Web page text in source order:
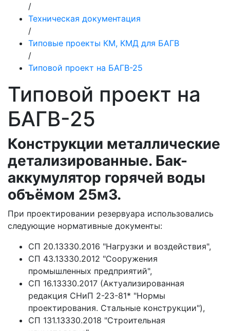
/
Техническая документация
/
Типовые проекты КМ, КМД для БАГВ
/
Типовой проект на БАГВ-25
Типовой проект на
БАГВ-25
Конструкции металлические
детализированные. Бак-
аккумулятор горячей воды
объёмом 25м3.
При проектировании резервуара использовались
следующие нормативные документы:
СП 20.13330.2016 "Нагрузки и воздействия",
СП 43.13330.2012 "Сооружения
промышленных предприятий",
СП 16.13330.2017 (Актуализированная
редакция СНиП 2-23-81* "Нормы
проектирования. Стальные конструкции"),
СП 131.13330.2018 "Строительная